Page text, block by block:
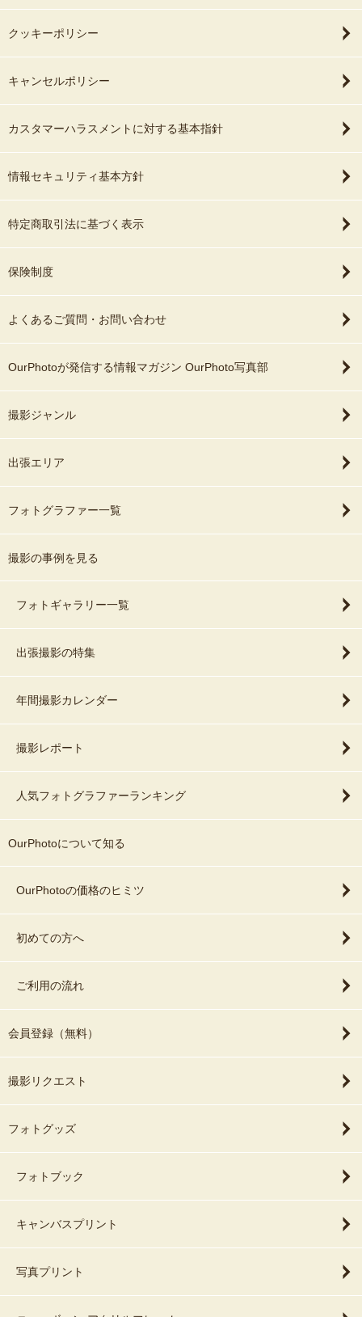
クッキーポリシー
キャンセルポリシー
カスタマーハラスメントに対する基本指針
情報セキュリティ基本方針
特定商取引法に基づく表示
保険制度
よくあるご質問・お問い合わせ
OurPhotoが発信する情報マガジン OurPhoto写真部
撮影ジャンル
出張エリア
フォトグラファー一覧
撮影の事例を見る
フォトギャラリー一覧
出張撮影の特集
年間撮影カレンダー
撮影レポート
人気フォトグラファーランキング
OurPhotoについて知る
OurPhotoの価格のヒミツ
初めての方へ
ご利用の流れ
会員登録（無料）
撮影リクエスト
フォトグッズ
フォトブック
キャンバスプリント
写真プリント